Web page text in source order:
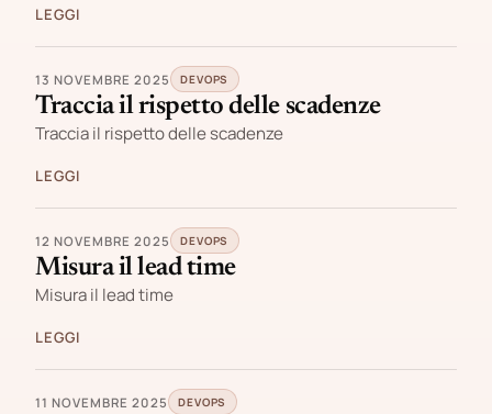
LEGGI
13 NOVEMBRE 2025 DEVOPS
Traccia il rispetto delle scadenze
Traccia il rispetto delle scadenze
LEGGI
12 NOVEMBRE 2025 DEVOPS
Misura il lead time
Misura il lead time
LEGGI
11 NOVEMBRE 2025 DEVOPS